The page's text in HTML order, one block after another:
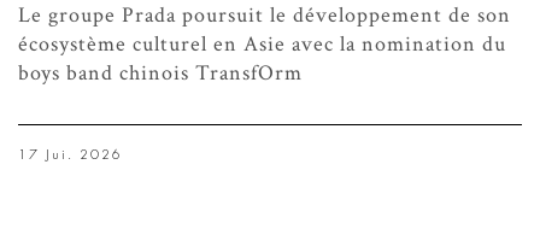
Le groupe Prada poursuit le développement de son
écosystème culturel en Asie avec la nomination du
boys band chinois TransfOrm
17 Jui. 2026